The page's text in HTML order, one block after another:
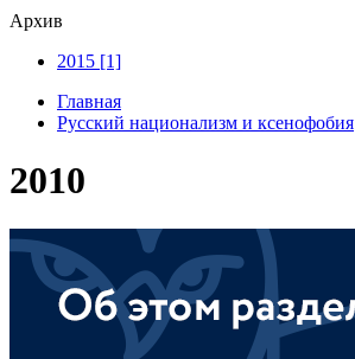
Архив
2015 [1]
Главная
Русский национализм и ксенофобия
2010